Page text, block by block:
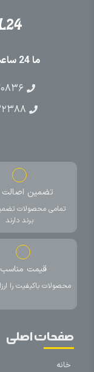
ما 24 ساعت شبانه روز در کنار شما هستیم
تضمین اصالت
تمامی محصولات
برند دارند
قیمت مناسب
محصولات باکیفیت را
صفحات اصلی
خانه